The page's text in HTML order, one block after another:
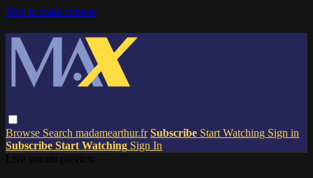
Skip to main content
Browse Search madamearthur.fr Subscribe Start Watching Sign in
Subscribe Start Watching Sign In